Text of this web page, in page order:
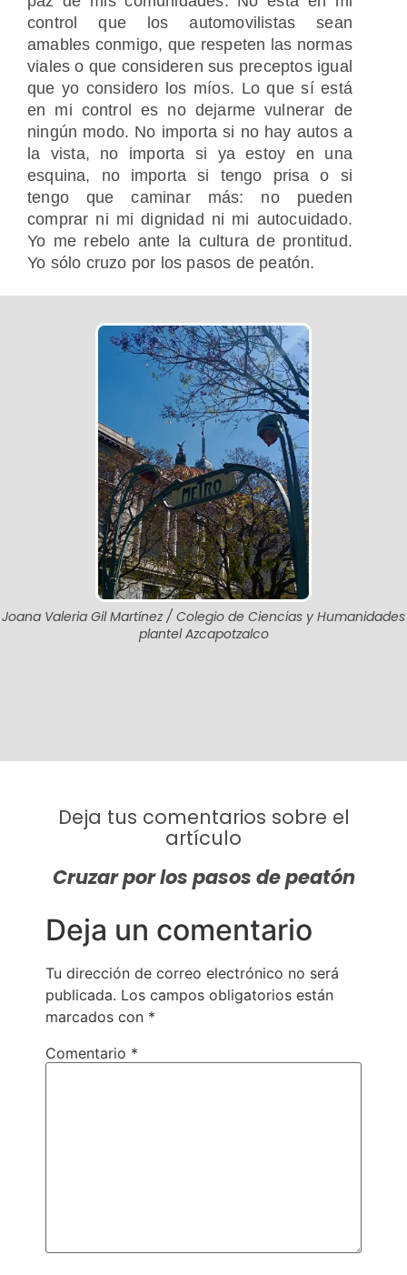
Joana Valeria Gil Martínez / Colegio de Ciencias y Humanidades
plantel Azcapotzalco
control que los automovilistas sean
amables conmigo, que respeten las normas
viales o que consideren sus preceptos igual
que yo considero los míos. Lo que sí está
en mi control es no dejarme vulnerar de
ningún modo. No importa si no hay autos a
la vista, no importa si ya estoy en una
esquina, no importa si tengo prisa o si
tengo que caminar más: no pueden
comprar ni mi dignidad ni mi autocuidado.
Yo me rebelo ante la cultura de prontitud.
Yo sólo cruzo por los pasos de peatón.
Deja tus comentarios sobre el
artículo
Cruzar por los pasos de peatón
Deja un comentario
Tu dirección de correo electrónico no será
publicada. Los campos obligatorios están
marcados con *
Comentario *